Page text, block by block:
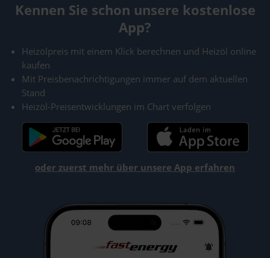
Kennen Sie schon unsere kostenlose
App?
Heizölpreis mit einem Klick berechnen und Heizöl online
kaufen
Mit Preisbenachrichtigungen immer auf dem aktuellen
Stand
Heizöl-Preisentwicklungen im Chart verfolgen
oder zuerst mehr über unsere App erfahren